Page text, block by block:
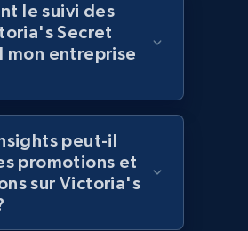
name, Manufacturer,
global dataset
Brand, Description, Initial
Reviews count, and
le suivi des
Secret
mon entreprise
peut-il
promotions et
sur Victoria's